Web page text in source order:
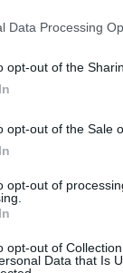
Data Processing
opt-out of the
opt-out of the Sale
opt-out of
opt-out of
Data that Is
Alexis
szülők.
kapnák házi
mert ez sem több